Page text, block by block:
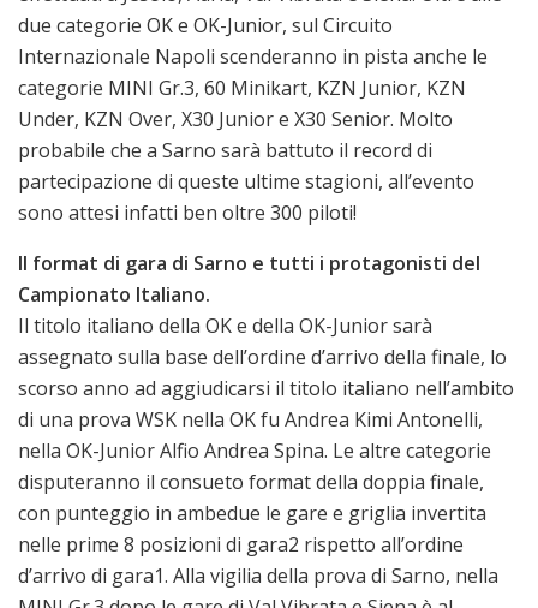
due categorie OK e OK-Junior, sul Circuito
Internazionale Napoli scenderanno in pista anche le
categorie MINI Gr.3, 60 Minikart, KZN Junior, KZN
Under, KZN Over, X30 Junior e X30 Senior. Molto
probabile che a Sarno sarà battuto il record di
partecipazione di queste ultime stagioni, all’evento
sono attesi infatti ben oltre 300 piloti!
Il format di gara di Sarno e tutti i protagonisti del
Campionato Italiano.
Il titolo italiano della OK e della OK-Junior sarà
assegnato sulla base dell’ordine d’arrivo della finale, lo
scorso anno ad aggiudicarsi il titolo italiano nell’ambito
di una prova WSK nella OK fu Andrea Kimi Antonelli,
nella OK-Junior Alfio Andrea Spina. Le altre categorie
disputeranno il consueto format della doppia finale,
con punteggio in ambedue le gare e griglia invertita
nelle prime 8 posizioni di gara2 rispetto all’ordine
d’arrivo di gara1. Alla vigilia della prova di Sarno, nella